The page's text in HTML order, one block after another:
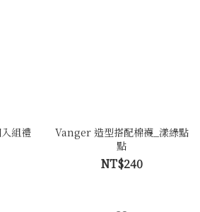
組禮
Vanger 造型搭配棉襪_漾綠點
點
NT$240